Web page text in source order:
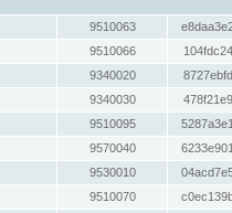
9510063
9510066
9340020
9340030
9510095
9570040
9530010
9510070